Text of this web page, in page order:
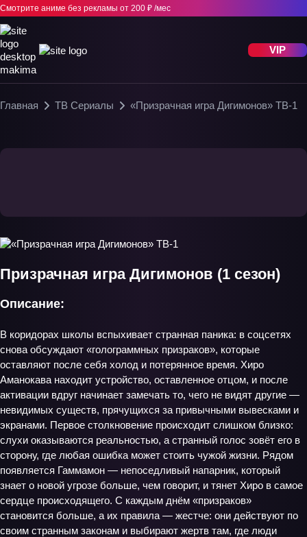
Смотрите аниме без рекламы от 200 ₽ /мес
VIP
Главная ТВ Сериалы «Призрачная игра Дигимонов» ТВ-1
Призрачная игра Дигимонов (1 сезон)
Описание:
В коридорах школы вспыхивает странная паника: в соцсетях
снова обсуждают «голограммных призраков», которые
оставляют после себя холод и потерянное время. Хиро
Аманокава находит устройство, оставленное отцом, и после
активации вдруг начинает замечать то, чего не видят другие —
невидимых существ, прячущихся за привычными вывесками и
экранами. Первое столкновение происходит слишком близко:
слухи оказываются реальностью, а странный голос зовёт его в
сторону, где любая ошибка может стоить чужой жизни. Рядом
появляется Гаммамон — непоседливый напарник, который
знает о новой угрозе больше, чем говорит, и тянет Хиро в самое
сердце происходящего. С каждым днём «призраков»
становится больше, а их правила — жестче: они действуют по
своим странным законам и выбирают жертв там, где люди